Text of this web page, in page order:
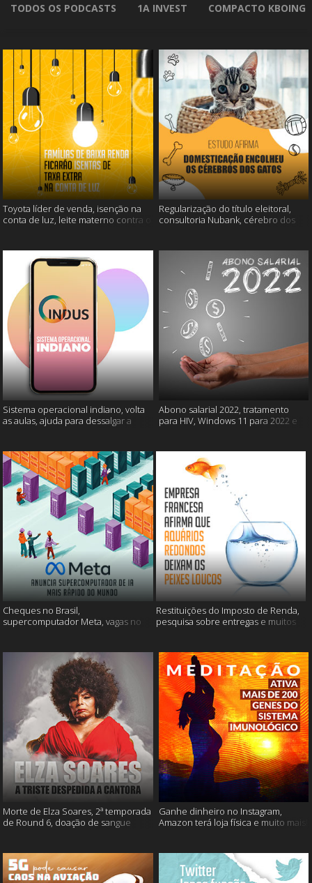
TODOS OS PODCASTS 1A INVEST COMPACTO KBOING
Toyota líder de venda, isenção na
conta de luz, leite materno contra o
Regularização do título eleitoral,
consultoria Nubank, cérebro dos
Sistema operacional indiano, volta
as aulas, ajuda para dessalgar a
Abono salarial 2022, tratamento
para HIV, Windows 11 para 2022 e
Cheques no Brasil,
supercomputador Meta, vagas no
Restituições do Imposto de Renda,
pesquisa sobre entregas e muitos
Morte de Elza Soares, 2ª temporada
de Round 6, doação de sangue
Ganhe dinheiro no Instagram,
Amazon terá loja física e muito mais!